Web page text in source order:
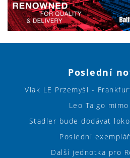
Poslední
Vlak LE Przemyśl -
Leo Talgo
Stadler bude dodávat
Poslední
Další jednotka pro